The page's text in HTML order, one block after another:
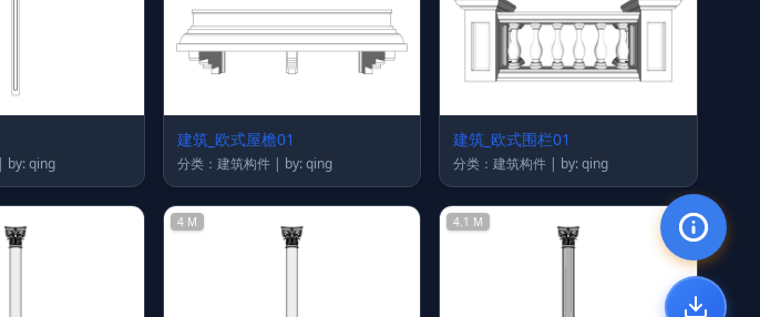
分类：建筑构件 | by: qing
建筑_欧式屋檐01
分类：建筑构件 | by: qing
建筑_欧式围栏01
分类：建筑构件 | by: qing
4 M 4.1 M